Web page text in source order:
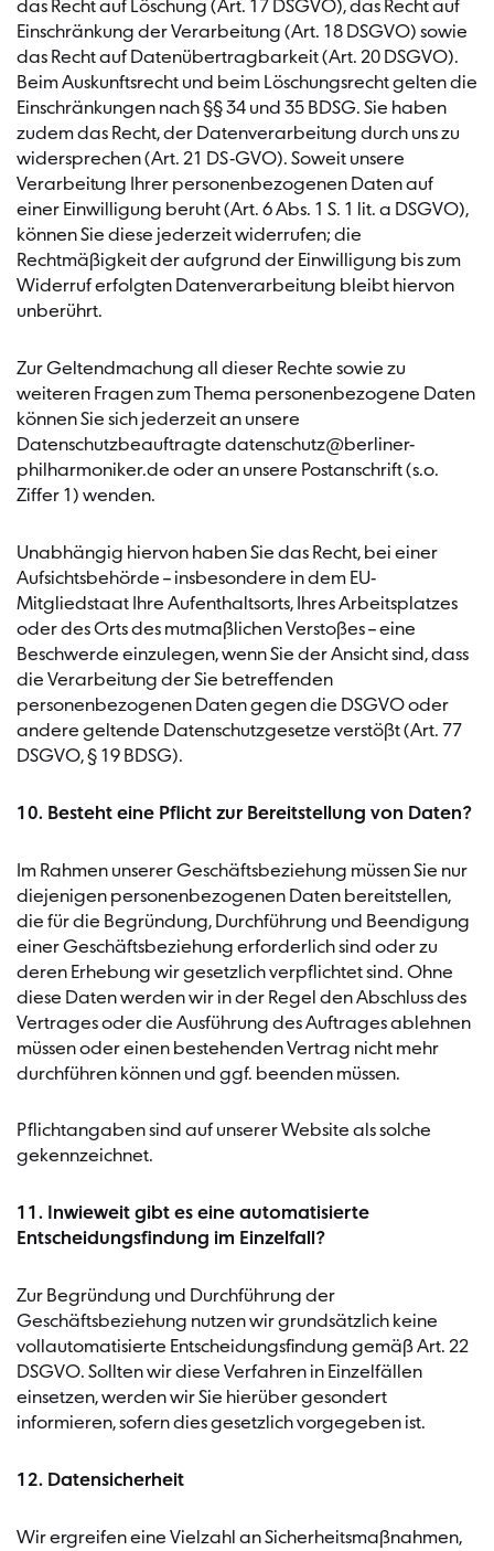
das Recht auf Löschung (Art. 17 DSGVO), das Recht auf
Einschränkung der Verarbeitung (Art. 18 DSGVO) sowie
das Recht auf Datenübertragbarkeit (Art. 20 DSGVO).
Beim Auskunftsrecht und beim Löschungsrecht gelten die
Einschränkungen nach §§ 34 und 35 BDSG. Sie haben
zudem das Recht, der Datenverarbeitung durch uns zu
widersprechen (Art. 21 DS-GVO). Soweit unsere
Verarbeitung Ihrer personenbezogenen Daten auf
einer Einwilligung beruht (Art. 6 Abs. 1 S. 1 lit. a DSGVO),
können Sie diese jederzeit widerrufen; die
Rechtmäßigkeit der aufgrund der Einwilligung bis zum
Widerruf erfolgten Datenverarbeitung bleibt hiervon
unberührt.
Zur Geltendmachung all dieser Rechte sowie zu
weiteren Fragen zum Thema personenbezogene Daten
können Sie sich jederzeit an unsere
Datenschutzbeauftragte datenschutz@berliner-
philharmoniker.de oder an unsere Postanschrift (s.o.
Ziffer 1) wenden.
Unabhängig hiervon haben Sie das Recht, bei einer
Aufsichtsbehörde – insbesondere in dem EU-
Mitgliedstaat Ihre Aufenthaltsorts, Ihres Arbeitsplatzes
oder des Orts des mutmaßlichen Verstoßes – eine
Beschwerde einzulegen, wenn Sie der Ansicht sind, dass
die Verarbeitung der Sie betreffenden
personenbezogenen Daten gegen die DSGVO oder
andere geltende Datenschutzgesetze verstößt (Art. 77
DSGVO, § 19 BDSG).
10. Besteht eine Pflicht zur Bereitstellung von Daten?
Im Rahmen unserer Geschäftsbeziehung müssen Sie nur
diejenigen personenbezogenen Daten bereitstellen,
die für die Begründung, Durchführung und Beendigung
einer Geschäftsbeziehung erforderlich sind oder zu
deren Erhebung wir gesetzlich verpflichtet sind. Ohne
diese Daten werden wir in der Regel den Abschluss des
Vertrages oder die Ausführung des Auftrages ablehnen
müssen oder einen bestehenden Vertrag nicht mehr
durchführen können und ggf. beenden müssen.
Pflichtangaben sind auf unserer Website als solche
gekennzeichnet.
11. Inwieweit gibt es eine automatisierte
Entscheidungsfindung im Einzelfall?
Zur Begründung und Durchführung der
Geschäftsbeziehung nutzen wir grundsätzlich keine
vollautomatisierte Entscheidungsfindung gemäß Art. 22
DSGVO. Sollten wir diese Verfahren in Einzelfällen
einsetzen, werden wir Sie hierüber gesondert
informieren, sofern dies gesetzlich vorgegeben ist.
12. Datensicherheit
Wir ergreifen eine Vielzahl an Sicherheitsmaßnahmen,